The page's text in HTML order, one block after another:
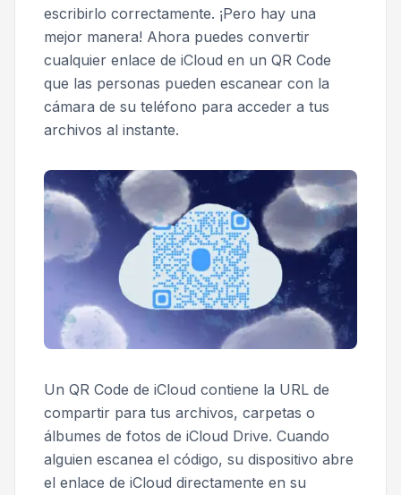
escribirlo correctamente. ¡Pero hay una
mejor manera! Ahora puedes convertir
cualquier enlace de iCloud en un QR Code
que las personas pueden escanear con la
cámara de su teléfono para acceder a tus
archivos al instante.
Un QR Code de iCloud contiene la URL de
compartir para tus archivos, carpetas o
álbumes de fotos de iCloud Drive. Cuando
alguien escanea el código, su dispositivo abre
el enlace de iCloud directamente en su